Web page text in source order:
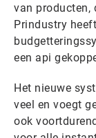
van producten,
Prindustry
een api
Het nieuwe
veel en voegt
ook